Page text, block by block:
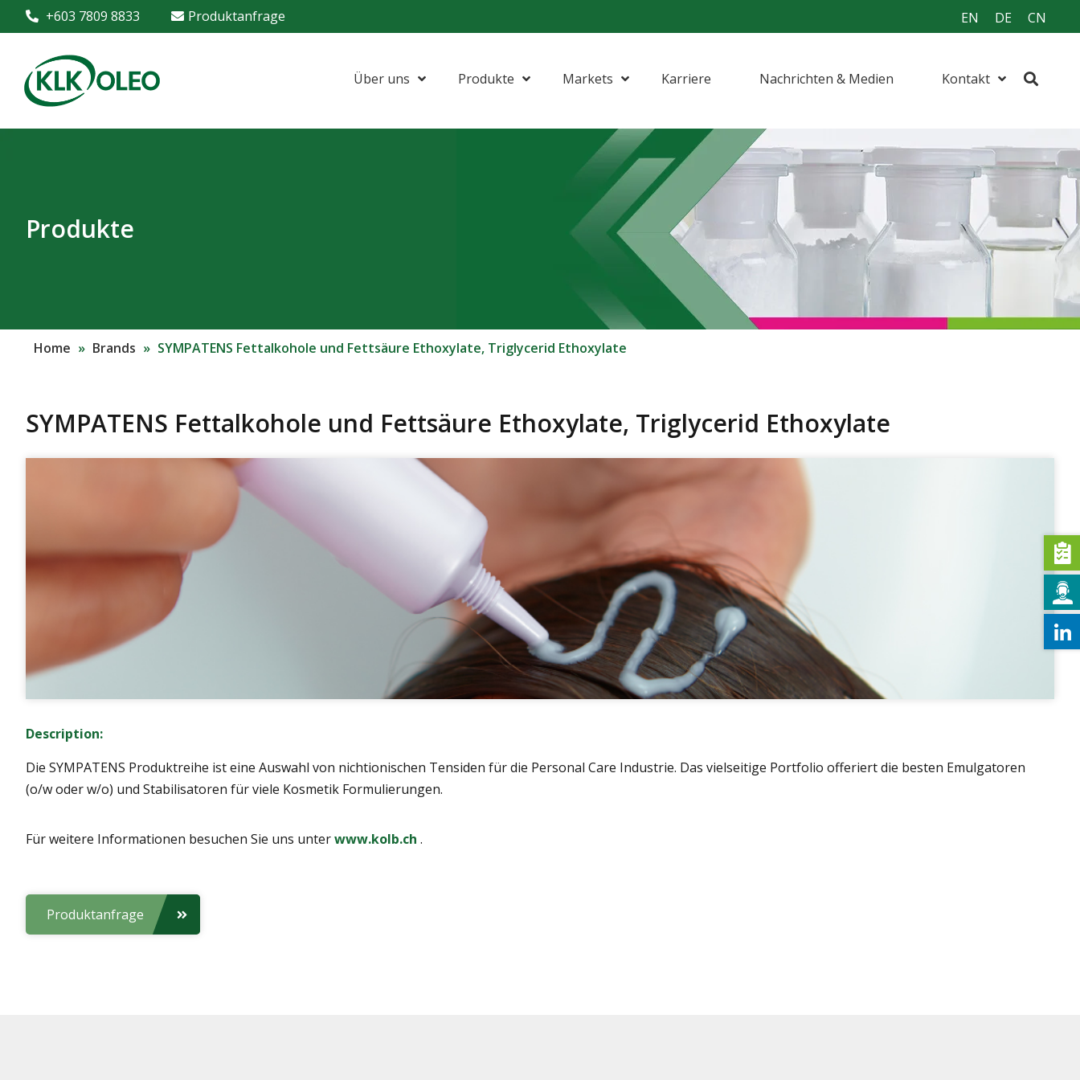
+603 7809 8833 Produktanfrage EN DE CN
Über uns Produkte Markets Karriere Nachrichten & Medien Kontakt
Produkte
Home » Brands » SYMPATENS Fettalkohole und Fettsäure Ethoxylate, Triglycerid Ethoxylate
SYMPATENS Fettalkohole und Fettsäure Ethoxylate, Triglycerid Ethoxylate
Description:
Die SYMPATENS Produktreihe ist eine Auswahl von nichtionischen Tensiden für die Personal Care Industrie. Das vielseitige Portfolio offeriert die besten Emulgatoren
(o/w oder w/o) und Stabilisatoren für viele Kosmetik Formulierungen.
Für weitere Informationen besuchen Sie uns unterwww.kolb.ch .
Produktanfrage